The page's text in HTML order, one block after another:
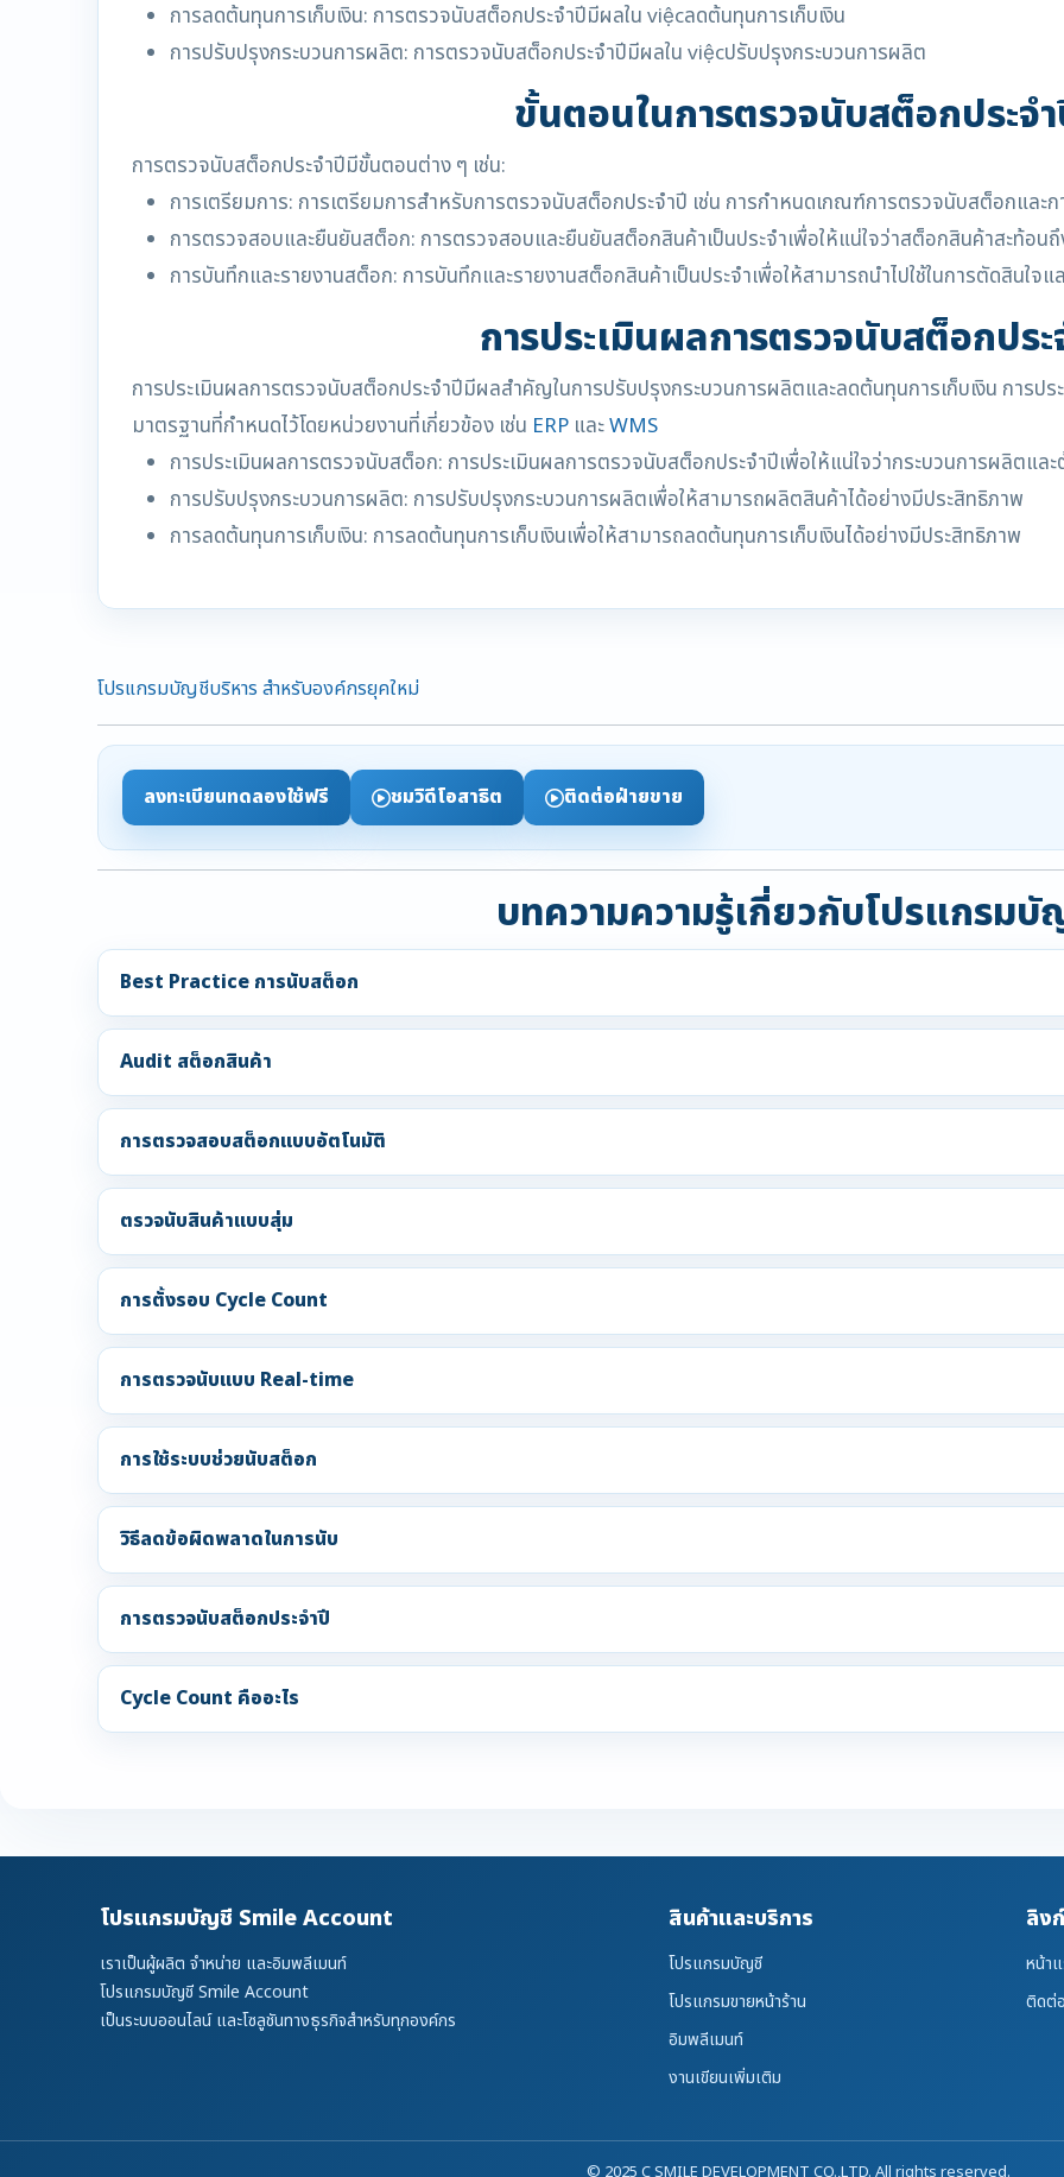
การลดต้นทุนการเก็บเงิน: การตรวจนับสต็อกประจำปีมีผลใน việcลดต้นทุนการเก็บเงิน
การปรับปรุงกระบวนการผลิต: การตรวจนับสต็อกประจำปีมีผลใน việcปรับปรุงกระบวนการผลิต
ขั้นตอนในการตรวจนับสต็อกประจ
การตรวจนับสต็อกประจำปีมีขั้นตอนต่าง ๆ เช่น:
การเตรียมการ: การเตรียมการสำหรับการตรวจนับสต็อกประจำปี เช่น การกำหนดเกณฑ์การตรวจนับสต็อกแล
การตรวจสอบและยืนยันสต็อก: การตรวจสอบและยืนยันสต็อกสินค้าเป็นประจำเพื่อให้แน่ใจว่าสต็อกสินค้าสะท้อน
การบันทึกและรายงานสต็อก: การบันทึกและรายงานสต็อกสินค้าเป็นประจำเพื่อให้สามารถนำไปใช้ในการตัดสินใจ
การประเมินผลการตรวจนับสต็อกปร
การประเมินผลการตรวจนับสต็อกประจำปีมีผลสำคัญในการปรับปรุงกระบวนการผลิตและลดต้นทุนการเก็บเงิน การป
มาตรฐานที่กำหนดไว้โดยหน่วยงานที่เกี่ยวข้อง เช่น ERP และWMS
การประเมินผลการตรวจนับสต็อก: การประเมินผลการตรวจนับสต็อกประจำปีเพื่อให้แน่ใจว่ากระบวนการผลิตแล
การปรับปรุงกระบวนการผลิต: การปรับปรุงกระบวนการผลิตเพื่อให้สามารถผลิตสินค้าได้อย่างมีประสิทธิภาพ
การลดต้นทุนการเก็บเงิน: การลดต้นทุนการเก็บเงินเพื่อให้สามารถลดต้นทุนการเก็บเงินได้อย่างมีประสิทธิภาพ
โปรแกรมบัญชีบริหาร สำหรับองค์กรยุคใหม่
ลงทะเบียนทดลองใช้ฟรี ชมวิดีโอสาธิต ติดต่อฝ่ายขาย
บทความความรู้เกี่ยวกับโปรแกรม
Best Practice การนับสต็อก
Audit สต็อกสินค้า
การตรวจสอบสต็อกแบบอัตโนมัติ
ตรวจนับสินค้าแบบสุ่ม
การตั้งรอบ Cycle Count
การตรวจนับแบบ Real-time
การใช้ระบบช่วยนับสต็อก
วิธีลดข้อผิดพลาดในการนับ
การตรวจนับสต็อกประจำปี
Cycle Count คืออะไร
โปรแกรมบัญชี Smile Account
เราเป็นผู้ผลิต จำหน่าย และอิมพลีเมนท์
โปรแกรมบัญชี Smile Account
เป็นระบบออนไลน์ และโซลูชันทางธุรกิจสำหรับทุกองค์กร
สินค้าและบริการ
โปรแกรมบัญชี
โปรแกรมขายหน้าร้าน
อิมพลีเมนท์
งานเขียนเพิ่มเติม
ลิง
หน้า
ติดต่
© 2025 C SMILE DEVELOPMENT CO.,LTD. All rights reserved.